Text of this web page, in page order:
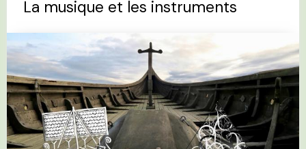
La musique et les instruments